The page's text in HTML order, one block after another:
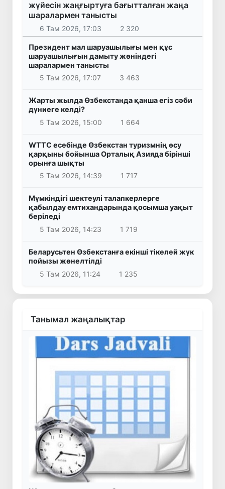
жүйесін жаңғыртуға бағытталған жаңа
шаралармен танысты
6 Там 2026, 17:03 2 320
Президент мал шаруашылығы мен құс
шаруашылығын дамыту жөніндегі
шаралармен танысты
5 Там 2026, 17:07
3 463
Жарты жылда Өзбекстанда қанша егіз сәби
дүниеге келді?
5 Там 2026, 15:00
1 664
WTTC есебінде Өзбекстан туризмнің өсу
қарқыны бойынша Орталық Азияда бірінші
орынға шықты
5 Там 2026, 14:39
1 717
Мүмкіндігі шектеулі талапкерлерге
қабылдау емтихандарында қосымша уақыт
беріледі
5 Там 2026, 14:23
1 719
Беларусьтен Өзбекстанға екінші тікелей жүк
пойызы жөнелтілді
5 Там 2026, 11:24
1 235
Танымал жаңалықтар